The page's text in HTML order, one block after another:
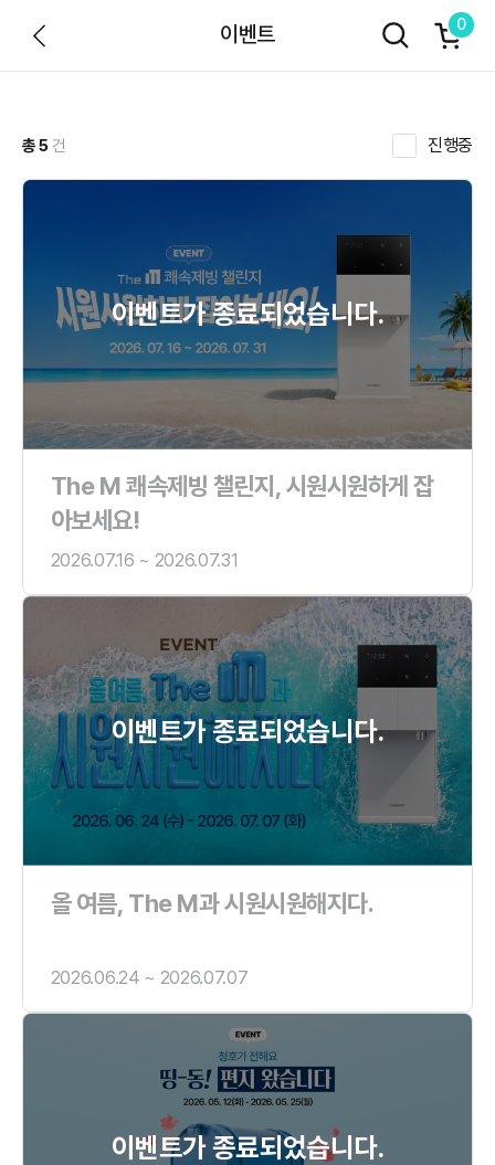
이벤트 검색 레이어 열기
장
바
콘
0
총 5건 진행중
이벤트가 종료되었습니다.
The M 쾌속제빙 챌린지, 시원시원하게 잡
아보세요!
2026.07.16 ~ 2026.07.31
이벤트가 종료되었습니다.
올 여름, The M과 시원시원해지다.
2026.06.24 ~ 2026.07.07
이벤트가 종료되었습니다.